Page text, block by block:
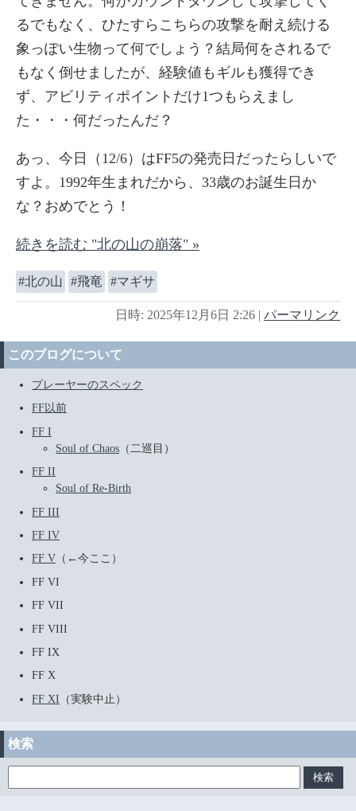
るでもなく、ひたすらこちらの攻撃を耐え続ける
象っぽい生物って何でしょう？結局何をされるで
もなく倒せましたが、経験値もギルも獲得でき
ず、アビリティポイントだけ1つもらえまし
た・・・何だったんだ？
あっ、今日（12/6）はFF5の発売日だったらしいで
すよ。1992年生まれだから、33歳のお誕生日か
な？おめでとう！
続きを読む "北の山の崩落" »
北の山 飛竜 マギサ
日時: 2025年12月6日 2:26 | パーマリンク
このブログについて
プレーヤーのスペック
FF以前
FF I
Soul of Chaos （二巡目）
FF II
Soul of Re-Birth
FF III
FF IV
FF V （←今ここ）
FF VI
FF VII
FF VIII
FF IX
FF X
FF XI （実験中止）
検索